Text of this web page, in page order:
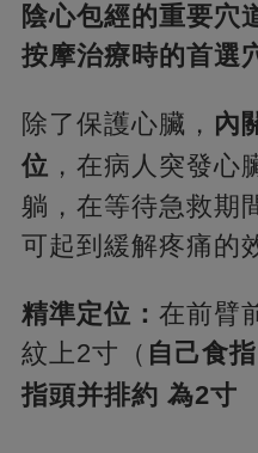
陰心包經的重要穴
按摩治療時的首選
除了保護心臟， 內
位 ，在病人突發心
躺，在等待急救期
可起到緩解疼痛的
精準定位： 在前臂
紋上2寸（ 自己食
指頭并排約 為2寸